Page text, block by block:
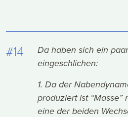
#14
Da haben sich ein
eingeschlichen:
1. Da der
produziert ist “Masse”
eine der beiden